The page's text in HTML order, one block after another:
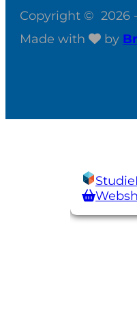
Copyright © 2026
Made with
by